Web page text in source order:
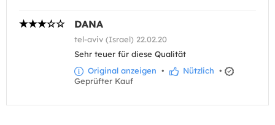
DANA
tel-aviv (Israel) 22.02.20
Sehr teuer für diese Qualität
Original anzeigen • Nützlich •
Geprüfter Kauf